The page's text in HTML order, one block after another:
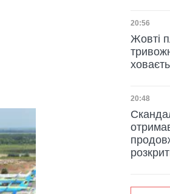
Дата
20:56
Жовті
Дата
20:48